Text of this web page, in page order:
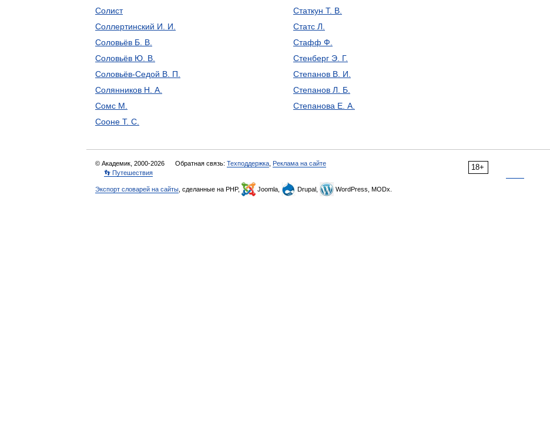
Солист
Соллертинский И. И.
Соловьёв Б. В.
Соловьёв Ю. В.
Соловьёв-Седой В. П.
Солянников Н. А.
Сомс М.
Сооне Т. С.
Статкун Т. В.
Статс Л.
Стафф Ф.
Стенберг Э. Г.
Степанов В. И.
Степанов Л. Б.
Степанова Е. А.
18+
© Академик, 2000-2026 Обратная связь: Техподдержка Реклама на сайте
👣 Путешествия
Экспорт словарей на сайты , сделанные на PHP, Joomla, Drupal, WordPress, MODx.